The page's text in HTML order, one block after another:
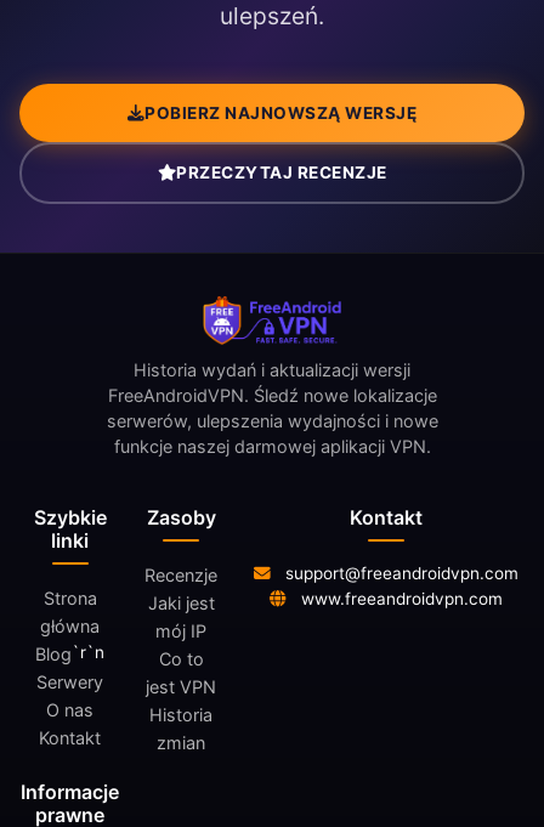
ulepszeń.
POBIERZ NAJNOWSZĄ WERSJĘ
PRZECZYTAJ RECENZJE
Szybkie
linki
Strona
główna
Blog`r`n
Serwery
O nas
Kontakt
Zasoby
Recenzje
Jaki jest
mój IP
Co to
jest VPN
Historia
zmian
Informacje
prawne
Historia wydań i aktualizacji wersji
FreeAndroidVPN. Śledź nowe lokalizacje
serwerów, ulepszenia wydajności i nowe
funkcje naszej darmowej aplikacji VPN.
Kontakt
support@freeandroidvpn.com
www.freeandroidvpn.com